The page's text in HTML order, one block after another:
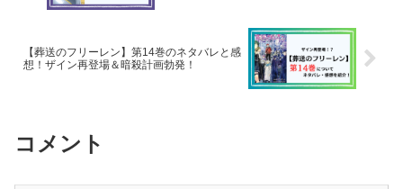
【葬送のフリーレン】第14巻のネタバレと感
想！ザイン再登場＆暗殺計画勃発！
コメント